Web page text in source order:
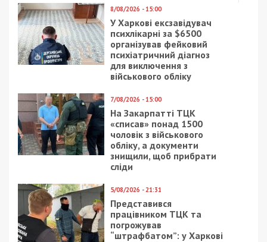
Колишньому керівнику ОП Андрію Єрмаку
обрали запобіжний захід
25/01/2023 - 12:00
розповіли, скільки
дітей народилося 24
січня
27/06/2019 - 15:46
исчезнут из парка